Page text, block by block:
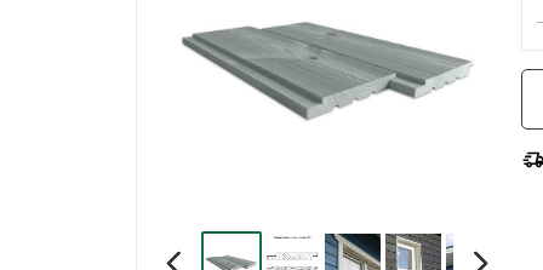
Термообработанная древесина
Террасная доска